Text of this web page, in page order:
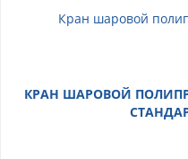
КРАН ШАРОВОЙ